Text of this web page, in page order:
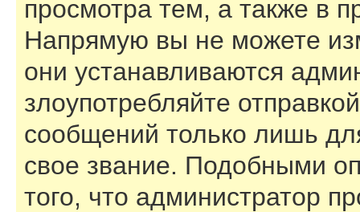
просмотра тем, а также в
Напрямую вы не можете
они устанавливаются
злоупотребляйте
сообщений только лишь
свое звание. Подобными
того, что администратор